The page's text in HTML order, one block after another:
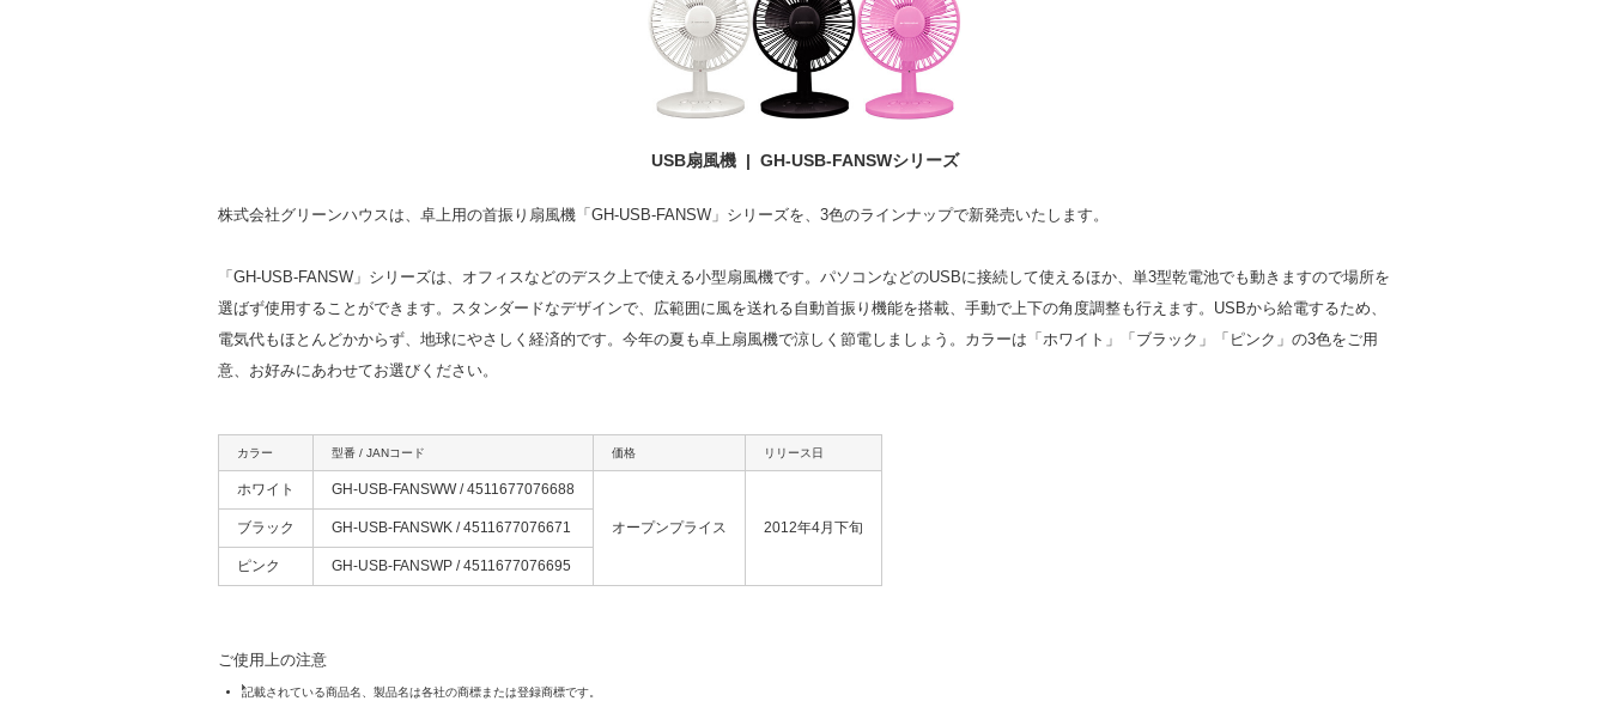
USB扇風機 | GH-USB-FANSWシリーズ
株式会社グリーンハウスは、卓上用の首振り扇風機「GH-USB-FANSW」シリーズを、3色のラインナップで新発売いたします。
「GH-USB-FANSW」シリーズは、オフィスなどのデスク上で使える小型扇風機です。パソコンなどのUSBに接続して使えるほか、単3型乾電池でも動きますので場所を
選ばず使用することができます。スタンダードなデザインで、広範囲に風を送れる自動首振り機能を搭載、手動で上下の角度調整も行えます。USBから給電するため、
電気代もほとんどかからず、地球にやさしく経済的です。今年の夏も卓上扇風機で涼しく節電しましょう。カラーは「ホワイト」「ブラック」「ピンク」の3色をご用
意、お好みにあわせてお選びください。
カラー 型番 / JANコード 価格 リリース日
ホワイト GH-USB-FANSWW / 4511677076688
オープンプライス 2012年4月下旬
ブラック GH-USB-FANSWK / 4511677076671
ピンク GH-USB-FANSWP / 4511677076695
ご使用上の注意
記載されている商品名、製品名は各社の商標または登録商標です。